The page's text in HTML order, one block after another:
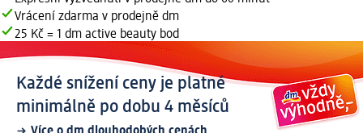
Vrácení zdarma v prodejně dm
25 Kč = 1 dm active beauty bod
Každé snížení ceny je platné
minimálně po dobu 4 měsíců